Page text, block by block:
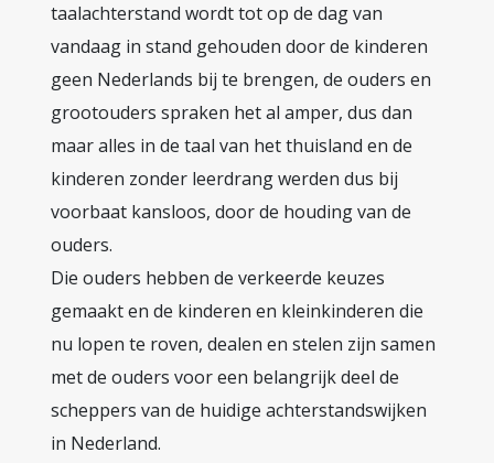
taalachterstand wordt tot op de dag van
vandaag in stand gehouden door de kinderen
geen Nederlands bij te brengen, de ouders en
grootouders spraken het al amper, dus dan
maar alles in de taal van het thuisland en de
kinderen zonder leerdrang werden dus bij
voorbaat kansloos, door de houding van de
ouders.
Die ouders hebben de verkeerde keuzes
gemaakt en de kinderen en kleinkinderen die
nu lopen te roven, dealen en stelen zijn samen
met de ouders voor een belangrijk deel de
scheppers van de huidige achterstandswijken
in Nederland.